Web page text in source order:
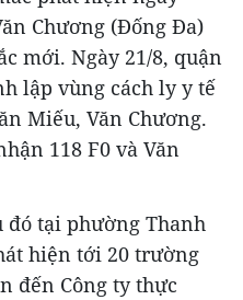
Chương (Đống Đa)
mới. Ngày 21/8, quận
lập vùng cách ly y tế
Miếu, Văn Chương.
118 F0 và Văn
đó tại phường Thanh
hiện tới 20 trường
đến Công ty thực